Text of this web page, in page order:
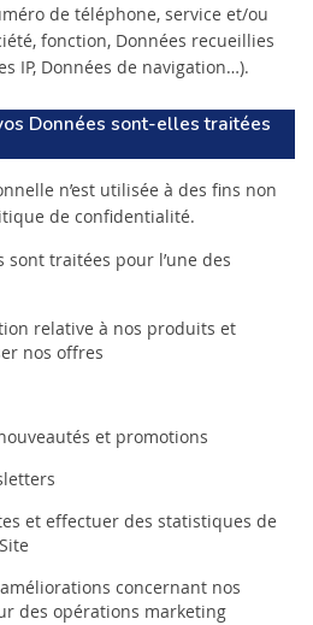
de téléphone, service et/ou
fonction, Données recueillies
IP, Données de navigation…).
Données sont-elles traitées
n’est utilisée à des fins non
de confidentialité.
sont traitées pour l’une des
relative à nos produits et
nos offres
et promotions
et effectuer des statistiques de
concernant nos
des opérations marketing